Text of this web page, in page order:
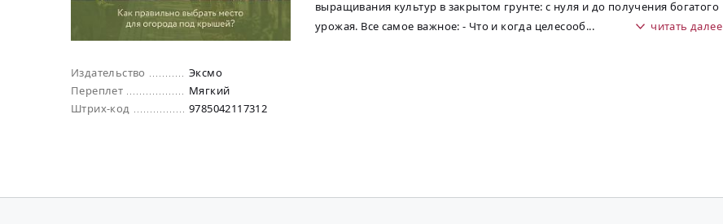
Издательство
Эксмо
Переплет
Мягкий
Штрих-код
9785042117312
выращивания культур в закрытом грунте: с нуля и до получения богатого
урожая. Все самое важное: - Что и когда целесооб... читать далее